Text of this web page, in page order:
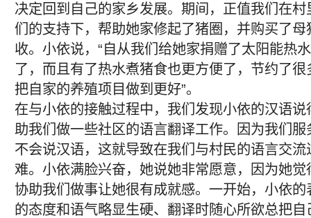
决定回到自己的家乡发展。期间，正值我们在
们的支持下，帮助她家修起了猪圈，并购买了
收。小依说，“自从我们给她家捐赠了太阳能热
了，而且有了热水煮猪食也更方便了，节约了
把自家的养殖项目做到更好”。
在与小依的接触过程中，我们发现小依的汉语
助我们做一些社区的语言翻译工作。因为我们
不会说汉语，这就导致在我们与村民的语言交
难。小依满脸兴奋，她说她非常愿意，因为她
协助我们做事让她很有成就感。一开始，小依
的态度和语气略显生硬、翻译时随心所欲总把